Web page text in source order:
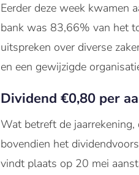
Eerder deze week kwamen
bank was 83,66% van het
uitspreken over diverse
en een gewijzigde
Dividend €0,80 per
Wat betreft de
bovendien het
vindt plaats op 20 mei